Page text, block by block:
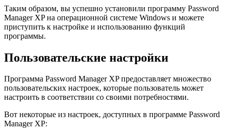
Таким образом, вы успешно установили программу Password
Manager XP на операционной системе Windows и можете
приступить к настройке и использованию функций
программы.
Пользовательские настройки
Программа Password Manager XP предоставляет множество
пользовательских настроек, которые пользователь может
настроить в соответствии со своими потребностями.
Вот некоторые из настроек, доступных в программе Password
Manager XP: